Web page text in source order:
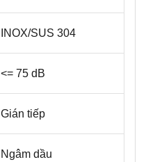
INOX/SUS 304
<= 75 dB
Gián tiếp
Ngâm dầu